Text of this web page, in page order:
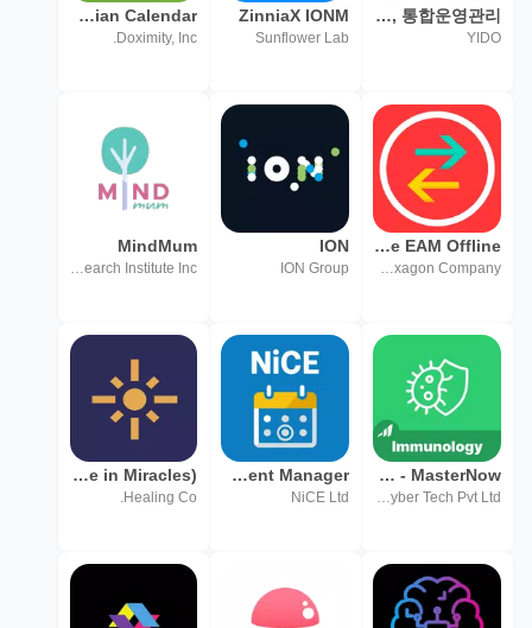
iOnM - (onm, Infra O&M, 통합운영관리
YIDO
ZinniaX IONM
Sunflower Lab
Amion - Physician Calendar
Doximity, Inc.
Octave Attune EAM Offline
ION
ION Group
MindMum
Parent-Infant Research Institute Inc.
Immunology - MasterNow
Total Cyber Tech Pvt Ltd
Employee Engagement Manager
NiCE Ltd
ACIM+ (A Course in Miracles)
Healing Co.